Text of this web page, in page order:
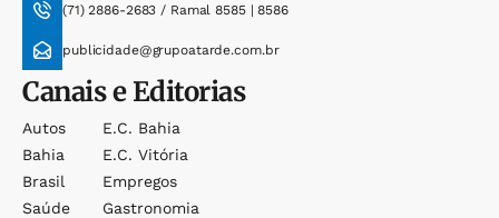
(71) 2886-2683 / Ramal 8585 | 8586
publicidade@grupoatarde.com.br
Canais e Editorias
Autos
Bahia
Brasil
Saúde
E.c. Bahia
E.c. Vitória
Empregos
Gastronomia